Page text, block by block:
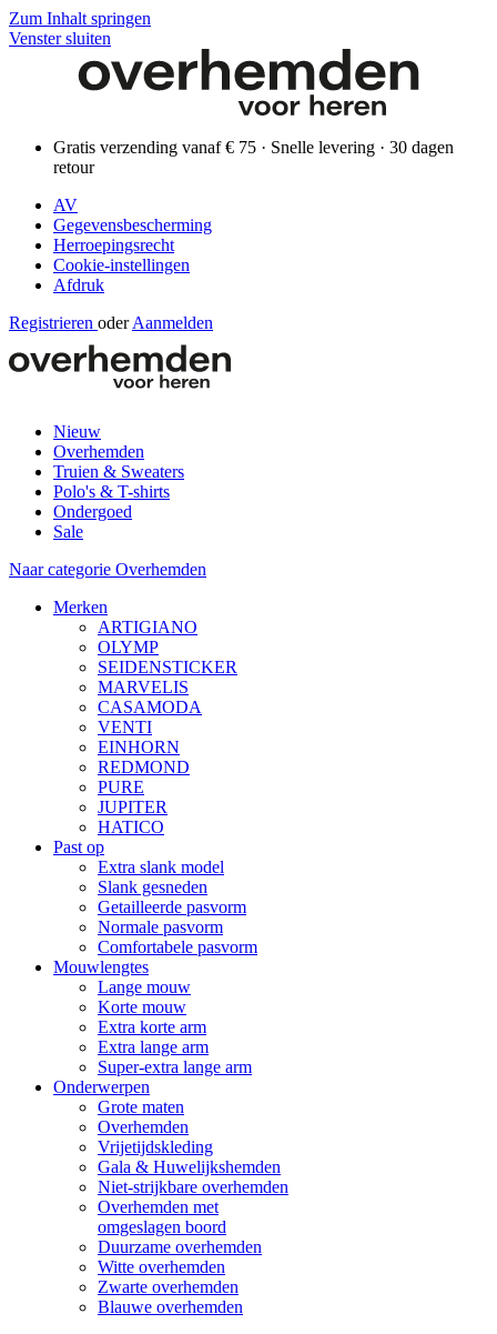
Zum Inhalt springen
Venster sluiten
Gratis verzending vanaf € 75 · Snelle levering · 30 dagen
retour
AV
Gegevensbescherming
Herroepingsrecht
Cookie-instellingen
Afdruk
Registrieren oder Aanmelden
Nieuw
Overhemden
Truien & Sweaters
Polo's & T-shirts
Ondergoed
Sale
Naar categorie Overhemden
Merken
ARTIGIANO
OLYMP
SEIDENSTICKER
MARVELIS
CASAMODA
VENTI
EINHORN
REDMOND
PURE
JUPITER
HATICO
Past op
Extra slank model
Slank gesneden
Getailleerde pasvorm
Normale pasvorm
Comfortabele pasvorm
Mouwlengtes
Lange mouw
Korte mouw
Extra korte arm
Extra lange arm
Super-extra lange arm
Onderwerpen
Grote maten
Overhemden
Vrijetijdskleding
Gala & Huwelijkshemden
Niet-strijkbare overhemden
Overhemden met
omgeslagen boord
Duurzame overhemden
Witte overhemden
Zwarte overhemden
Blauwe overhemden